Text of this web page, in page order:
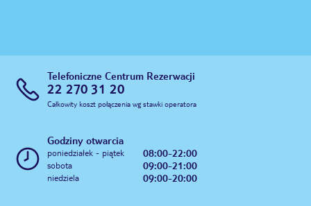
Telefoniczne Centrum Rezerwacji
22 270 31 20
Całkowity koszt połączenia wg stawki operatora
Godziny otwarcia
poniedziałek - piątek 08:00-22:00
sobota 09:00-21:00
niedziela 09:00-20:00